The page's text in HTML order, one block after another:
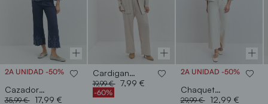
2A UNIDAD -50%
Cazadora vaquera troquelada
Price reduced from
35,99 €to17,99 €
Cardigan lanoso
Price reduced from
19,99 €to7,99 €
-60%
2A UNIDAD -50%
Chaqueta tweed c/mao
Price reduced from
29,99 €to12,99 €